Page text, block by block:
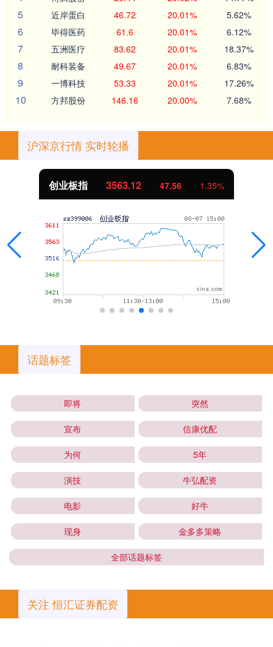
5 近岸蛋白 46.72 20.01% 5.62%
6 毕得医药 61.6 20.01% 6.12%
7 五洲医疗 83.62 20.01% 18.37%
8 耐科装备 49.67 20.01% 6.83%
9 一博科技 53.33 20.01% 17.26%
10 方邦股份 146.16 20.00% 7.68%
沪深京行情 实时轮播
创业板指 3563.12 47.56 1.35%
话题标签
即将 突然
宣布 信康优配
为何 5年
演技 牛弘配资
电影 好牛
现身 金多多策略
全部话题标签
关注 恒汇证券配资